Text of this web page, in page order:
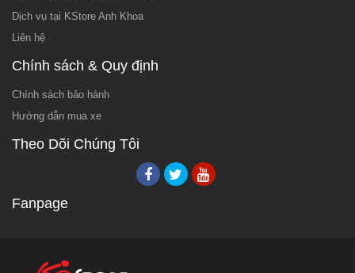
Dịch vụ tại KStore Anh Khoa
Liên hệ
Chính sách & Quy định
Chính sách bảo hành
Hướng dẫn mua xe
Theo Dõi Chúng Tôi
Fanpage